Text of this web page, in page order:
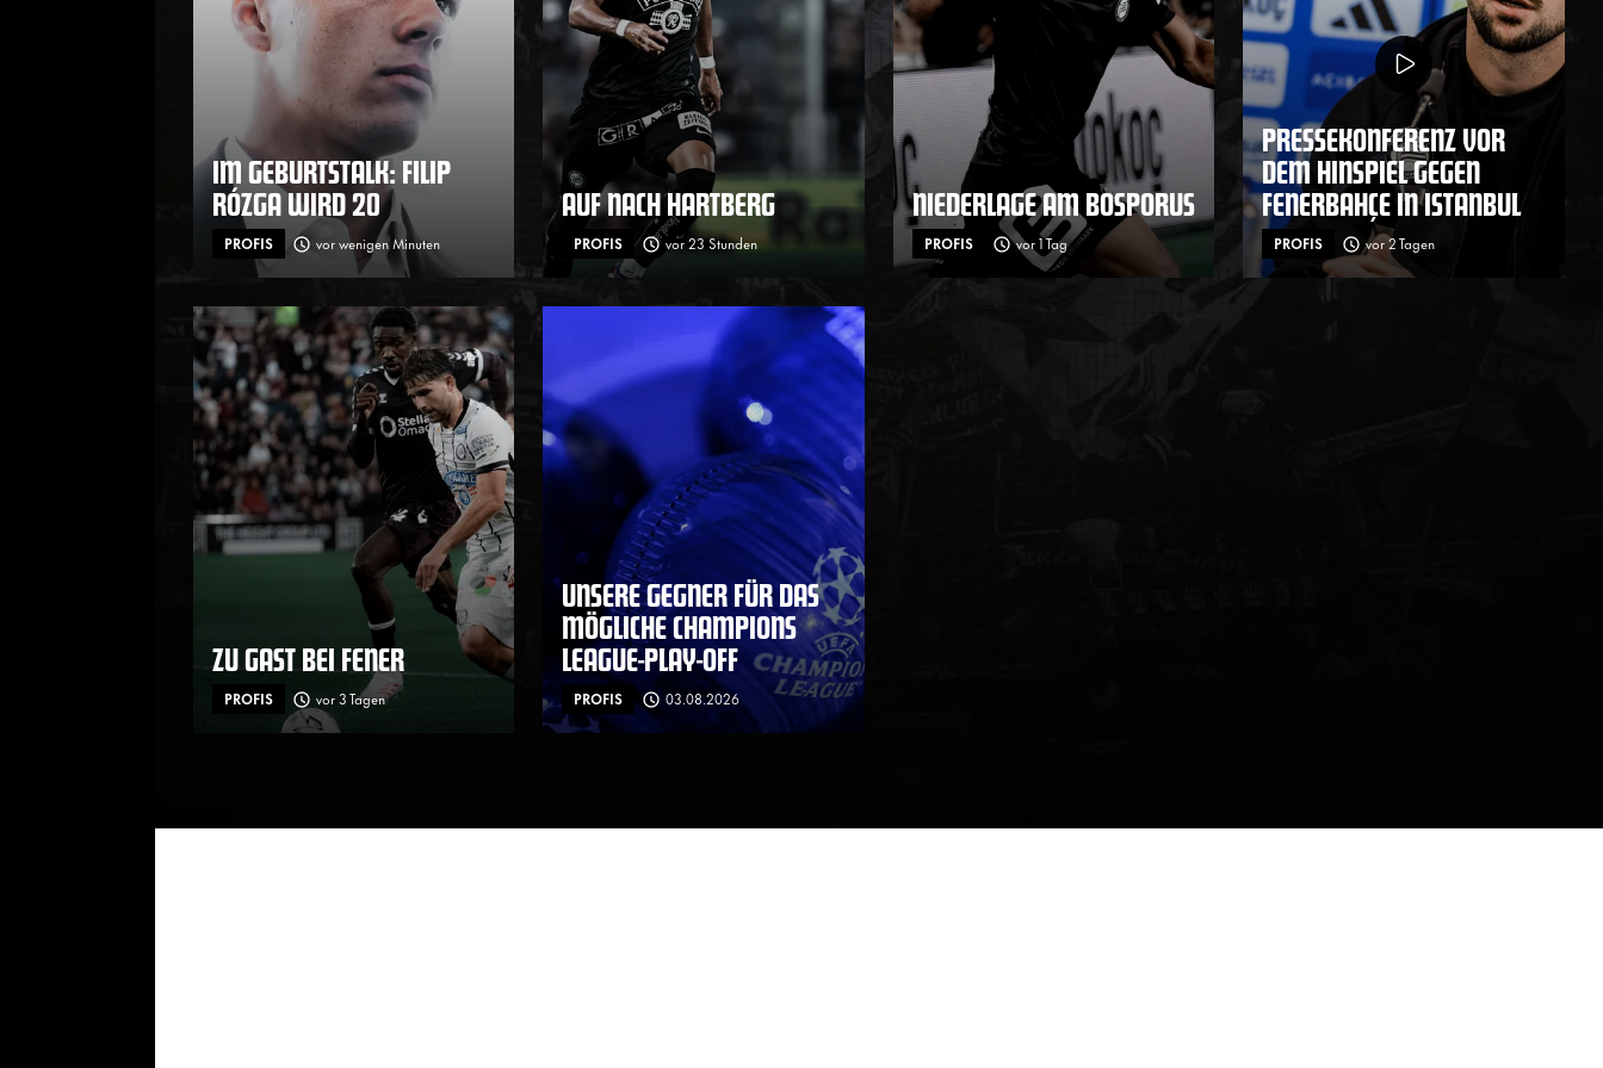
IM GEBURTSTALK: FILIP
RÓZGA WIRD 20
PROFIS vor wenigen Minuten
AUF NACH HARTBERG
PROFIS vor 23 Stunden
NIEDERLAGE AM BOSPORUS
PROFIS vor 1 Tag
PRESSEKONFERENZ VOR
DEM HINSPIEL GEGEN
FENERBAHÇE IN ISTANBUL
PROFIS vor 2 Tagen
ZU GAST BEI FENER
PROFIS vor 3 Tagen
UNSERE GEGNER FÜR DAS
MÖGLICHE CHAMPIONS
LEAGUE-PLAY-OFF
PROFIS 03.08.2026